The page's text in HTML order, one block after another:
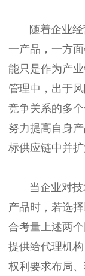
随着企业经
一产品，一方
能只是作为产
管理中，出于
竞争关系的多
努力提高自身
标供应链中并扩
当企业对技
产品时，若选
合考量上述两
提供给代理机
权利要求布局